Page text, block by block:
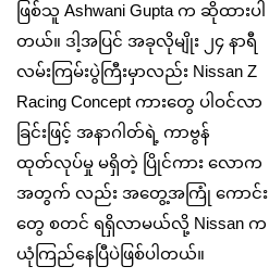
ဖြစ်သူ Ashwani Gupta က ဆိုထားပါ
တယ်။ ဒါ့အပြင် အခုလိုမျိုး ၂၄ နာရီ
လမ်းကြမ်းပွဲကြီးမှာလည်း Nissan Z
Racing Concept ကားတွေ ပါဝင်လာ
ခြင်းဖြင့် အနာဂါတ်ရဲ့ ကာဗွန်
ထုတ်လုပ်မှု မရှိတဲ့ ပြိုင်ကား လောက
အတွက် လည်း အတွေ့အကြုံ ကောင်း
တွေ စတင် ရရှိလာမယ်လို့ Nissan က
ယုံကြည်နေပြီပဲဖြစ်ပါတယ်။